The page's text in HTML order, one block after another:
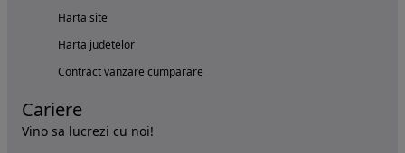
Harta site
Harta judetelor
Contract vanzare cumparare
Cariere
Vino sa lucrezi cu noi!